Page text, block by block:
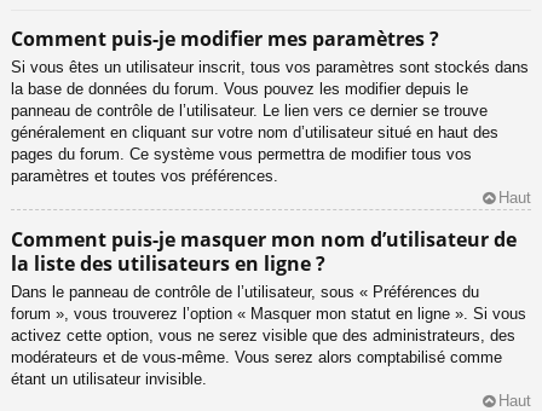
Comment puis-je modifier mes paramètres ?
Si vous êtes un utilisateur inscrit, tous vos paramètres sont stockés dans
la base de données du forum. Vous pouvez les modifier depuis le
panneau de contrôle de l’utilisateur. Le lien vers ce dernier se trouve
généralement en cliquant sur votre nom d’utilisateur situé en haut des
pages du forum. Ce système vous permettra de modifier tous vos
paramètres et toutes vos préférences.
Haut
Comment puis-je masquer mon nom d’utilisateur de
la liste des utilisateurs en ligne ?
Dans le panneau de contrôle de l’utilisateur, sous « Préférences du
forum », vous trouverez l’option « Masquer mon statut en ligne ». Si vous
activez cette option, vous ne serez visible que des administrateurs, des
modérateurs et de vous-même. Vous serez alors comptabilisé comme
étant un utilisateur invisible.
Haut